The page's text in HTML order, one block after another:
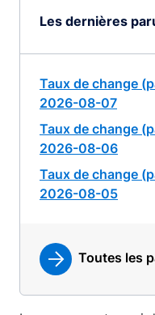
Les dernières
Taux de change
2026-08-07
Taux de change
2026-08-06
Taux de change
2026-08-05
Toutes les